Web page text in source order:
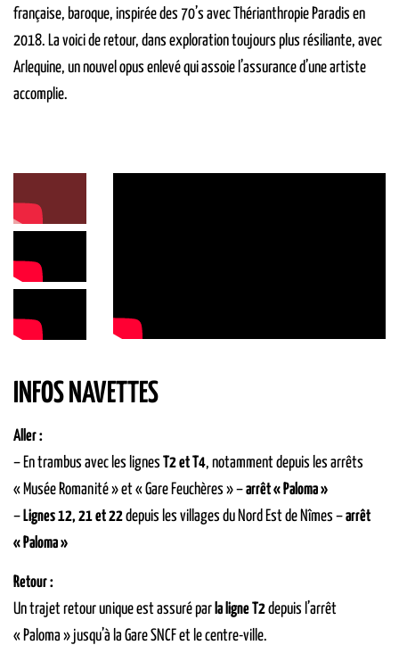
française, baroque, inspirée des 70’s avec Thérianthropie Paradis en
2018. La voici de retour, dans exploration toujours plus résiliante, avec
Arlequine, un nouvel opus enlevé qui assoie l’assurance d’une artiste
accomplie.
INFOS NAVETTES
Aller :
– En trambus avec les lignes T2 et T4, notamment depuis les arrêts
« Musée Romanité » et « Gare Feuchères » –arrêt « Paloma »
– Lignes 12, 21 et 22depuis les villages du Nord Est de Nîmes –arrêt
« Paloma »
Retour :
Un trajet retour unique est assuré par la ligne T2depuis l’arrêt
« Paloma » jusqu’à la Gare SNCF et le centre-ville.